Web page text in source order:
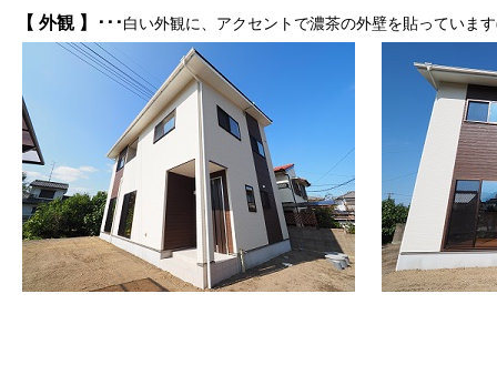
【 外観 】･･･ 白い外観に、アクセントで濃茶の外壁を貼っていま